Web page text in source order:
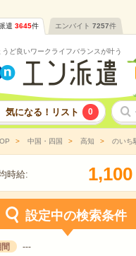
遣 3645件 エンバイト 7257件
うど良いワークライフバランスが叶う
気になる！リスト 0
中国・四国 高知 のいち
時給: 1,100
設定中の検索条件
---